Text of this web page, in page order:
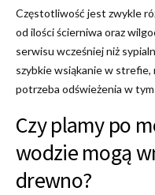
Częstotliwość jest zwykle
od ilości ścierniwa oraz
serwisu wcześniej niż
szybkie wsiąkanie w
potrzeba odświeżenia w
Czy plamy po
wodzie mogą
drewno?